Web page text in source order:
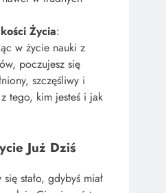
Życia:
w życie nauki z
poczujesz się
szczęśliwy i
tego, kim jesteś i jak
Już Dziś
stało, gdybyś miał